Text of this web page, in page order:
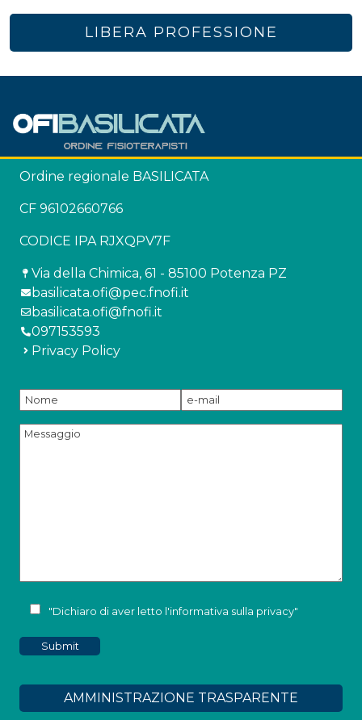
LIBERA PROFESSIONE
Ordine regionale BASILICATA
CF 96102660766
CODICE IPA RJXQPV7F
Via della Chimica, 61 - 85100 Potenza PZ
basilicata.ofi@pec.fnofi.it
basilicata.ofi@fnofi.it
097153593
Privacy Policy
"Dichiaro di aver letto l'informativa sulla privacy"
AMMINISTRAZIONE TRASPARENTE